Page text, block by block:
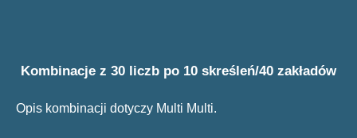
Kombinacje z 30 liczb po 10 skreśleń/40 zakładów
Opis kombinacji dotyczy Multi Multi.